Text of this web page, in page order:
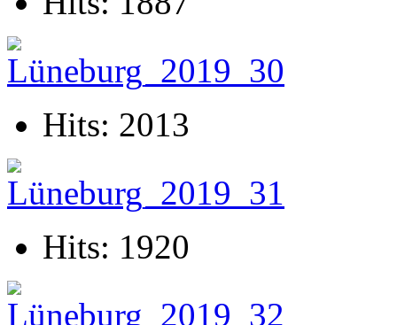
Hits: 2013
Hits: 1920